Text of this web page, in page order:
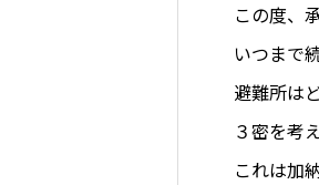
この度、
いつまで
避難所は
３密を考
これは加